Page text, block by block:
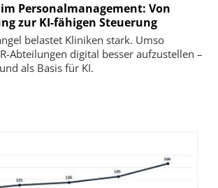
Personalmanagement: Von
zur KI-fähigen Steuerung
belastet Kliniken stark. Umso
Abteilungen digital besser aufzustellen –
als Basis für KI.